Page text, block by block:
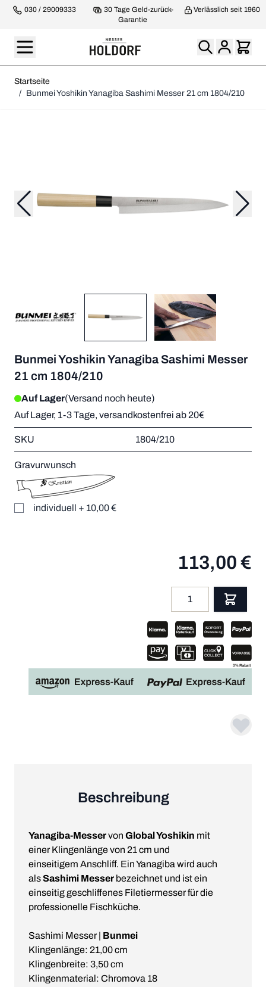
030 / 29009333
30 Tage Geld-zurück-
Garantie
Verlässlich seit 1960
Startseite
/ Bunmei Yoshikin Yanagiba Sashimi Messer 21 cm 1804/210
Bunmei Yoshikin Yanagiba Sashimi Messer
21 cm 1804/210
Auf Lager(Versand noch heute)
Auf Lager, 1-3 Tage, versandkostenfrei ab 20€
SKU 1804/210
Gravurwunsch
individuell + 10,00 €
113,00 €
Beschreibung
Yanagiba-Messervon Global Yoshikin mit
einer Klingenlänge von 21 cm und
einseitigem Anschliff. Ein Yanagiba wird auch
alsSashimi Messer bezeichnet und ist ein
einseitig geschliffenes Filetiermesser für die
professionelle Fischküche.
Sashimi Messer | Bunmei
Klingenlänge: 21,00 cm
Klingenbreite: 3,50 cm
Klingenmaterial: Chromova 18